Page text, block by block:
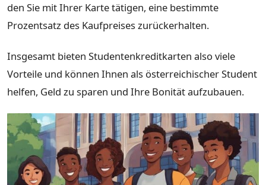
den Sie mit Ihrer Karte tätigen, eine bestimmte
Prozentsatz des Kaufpreises zurückerhalten.
Insgesamt bieten Studentenkreditkarten also viele
Vorteile und können Ihnen als österreichischer Student
helfen, Geld zu sparen und Ihre Bonität aufzubauen.